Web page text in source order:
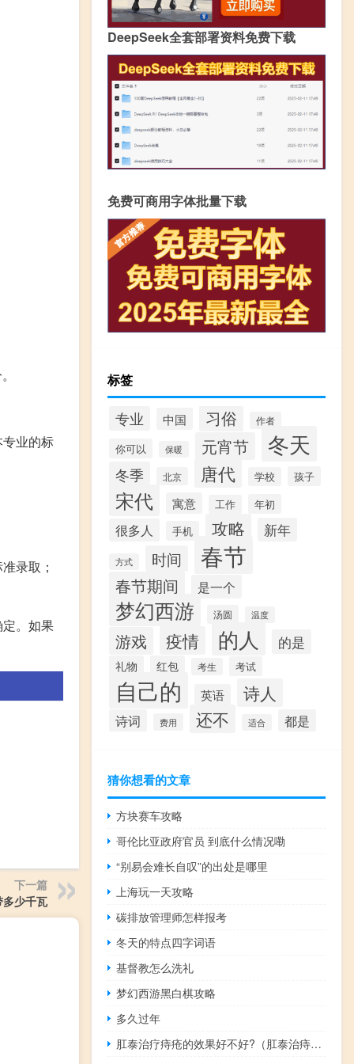
业的标
录取；
。如果
下一篇
少千瓦
DeepSeek全套部署资料免费下载
免费可商用字体批量下载
标签
专业 中国 习俗 作者
你可以 保暖 元宵节 冬天
冬季 北京 唐代 学校 孩子
宋代 寓意 工作 年初
很多人 手机 攻略 新年
方式 时间 春节
春节期间 是一个
梦幻西游 汤圆 温度
游戏 疫情 的人 的是
礼物 红包 考生 考试
自己的 英语 诗人
诗词 费用 还不 适合 都是
猜你想看的文章
方块赛车攻略
哥伦比亚政府官员 到底什么情况嘞
“别易会难长自叹”的出处是哪里
上海玩一天攻略
碳排放管理师怎样报考
冬天的特点四字词语
基督教怎么洗礼
梦幻西游黑白棋攻略
多久过年
肛泰治疗痔疮的效果好不好?（肛泰治痔疮效果怎么样）